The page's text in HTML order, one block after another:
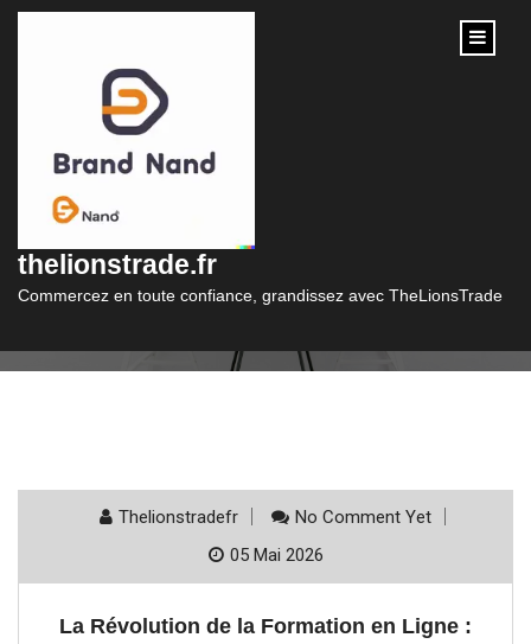
content
thelionstrade.fr
Commercez en toute confiance, grandissez avec TheLionsTrade
Thelionstradefr
No Comment Yet
05 Mai 2026
La Révolution de la Formation en Ligne :